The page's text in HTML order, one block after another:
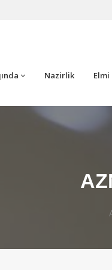
Nazirlik Elmi